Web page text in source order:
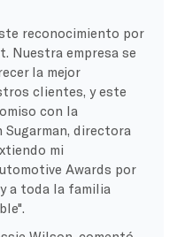
reconocimiento por
Nuestra empresa se
la mejor
clientes, y este
con la
Sugarman, directora
mi
Awards por
a toda la familia